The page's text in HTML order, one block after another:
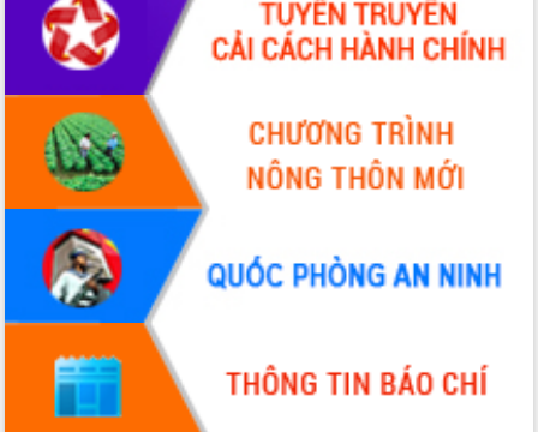
cải cách hành chính tỉnh Đắk Lắk
Kết nối tour, đẩy mạnh chuyển đổi số
để phát triển du lịch Đắk Lắk
Khởi động Dự án Đầu tư xây dựng hạ
tầng kỹ thuật Cụm công nghiệp Tân
Tiến
Gặp mặt các cơ quan báo chí nhân Kỷ
niệm 101 năm Ngày Báo chí Cách
mạng Việt Nam
Đắk Lắk sơ kết 4 năm triển khai thực
hiện Đề án 06 của Chính phủ
Họp báo thông tin về Hội nghị Công bố
Quy hoạch và Xúc tiến đầu tư tỉnh Đắk
Khơi thông điểm nghẽn, đẩy nhanh
giải ngân vốn khắc phục thiên tai